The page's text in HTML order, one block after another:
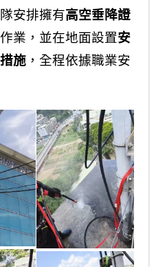
安排擁有高空垂降證
業，並在地面設置安
施 ，全程依據職業安